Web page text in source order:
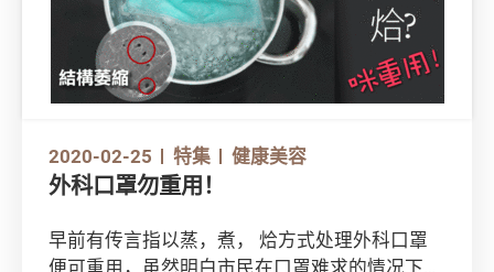
2020-02-25 特集 健康美容
外科口罩勿重用！
早前有传言指以蒸，煮， 烚方式处理外科口罩